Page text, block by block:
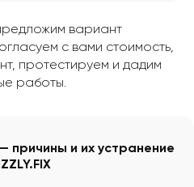
вариант
с вами стоимость,
протестируем и дадим
работы.
причины и их устранение